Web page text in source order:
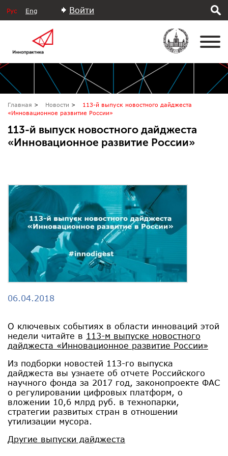
Рус Eng Войти
Главная Новости
113-й выпуск новостного дайджеста
«Инновационное развитие России»
113-й выпуск новостного дайджеста
«Инновационное развитие России»
06.04.2018
О ключевых событиях в области инноваций этой
недели читайте в 113-м выпуске новостного
дайджеста «Инновационное развитие России»
Из подборки новостей 113-го выпуска
дайджеста вы узнаете об отчете Российского
научного фонда за 2017 год, законопроекте ФАС
о регулировании цифровых платформ, о
вложении 10,6 млрд руб. в технопарки,
стратегии развитых стран в отношении
утилизации мусора.
Другие выпуски дайджеста